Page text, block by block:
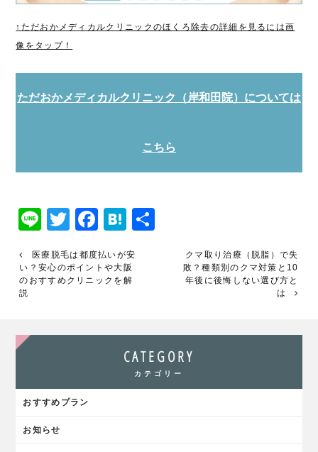
↑ただおかメディカルクリニックのほくろ除去の詳細を見るには画
像をタップ！
ただおかメディカルクリニック（岸和田院）については
こちら
LineTwitter
Facebook
Hatena
医療脱毛は都度払いが安
い？安心のポイントや大阪
のおすすめクリニックを解
説
クマ取り治療（脱脂）で失
敗？種類別のクマ対策と10
年後に後悔しない選び方と
は
CATEGORY
カテゴリー
おすすめプラン
お知らせ